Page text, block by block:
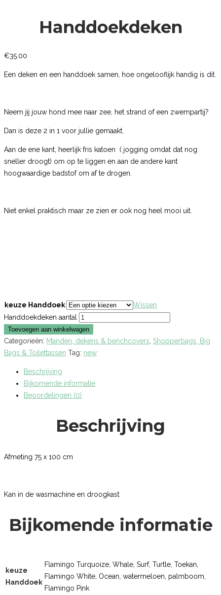
Handdoekdeken
€35.00
Een deken en een handdoek samen, hoe ongelooflijk handig is dit.
Neem jij jouw hond mee naar zee, het strand of een zwempartij?
Dan is deze 2 in 1 voor jullie gemaakt.
Aan de ene kant, heerlijk fris katoen ( jogging omdat dat nog
sneller droogt) om op te liggen en aan de andere kant
hoogwaardige badstof om af te drogen.
Niet enkel praktisch maar ze zien er ook nog heel mooi uit.
keuze Handdoek
Wissen
Handdoekdeken aantal
Toevoegen aan winkelwagen
Categorieën: Manden, dekens & benchcovers Shopperbags, Big
Bags & Toilettassen Tag: new
Beschrijving
Bijkomende informatie
Beoordelingen (0)
Beschrijving
Afmeting 75 x 100 cm
Kan in de wasmachine en droogkast
Bijkomende informatie
keuze
Handdoek
Flamingo Turquoize, Whale, Surf, Turtle, Toekan,
Flamingo White, Ocean, watermeloen, palmboom,
Flamingo Pink